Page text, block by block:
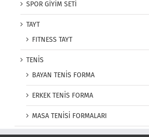
SPOR GİYİM SETİ
TAYT
FITNESS TAYT
TENİS
BAYAN TENİS FORMA
ERKEK TENİS FORMA
MASA TENİSİ FORMALARI